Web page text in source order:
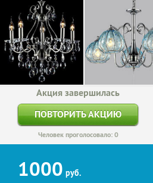
Акция завершилась
ПОВТОРИТЬ АКЦИЮ
Человек проголосовало: 0
1000 руб.